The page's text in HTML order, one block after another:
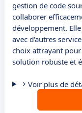
gestion de code
collaborer
développement.
avec d'autres
choix attrayant
solution robuste et
Voir plus de